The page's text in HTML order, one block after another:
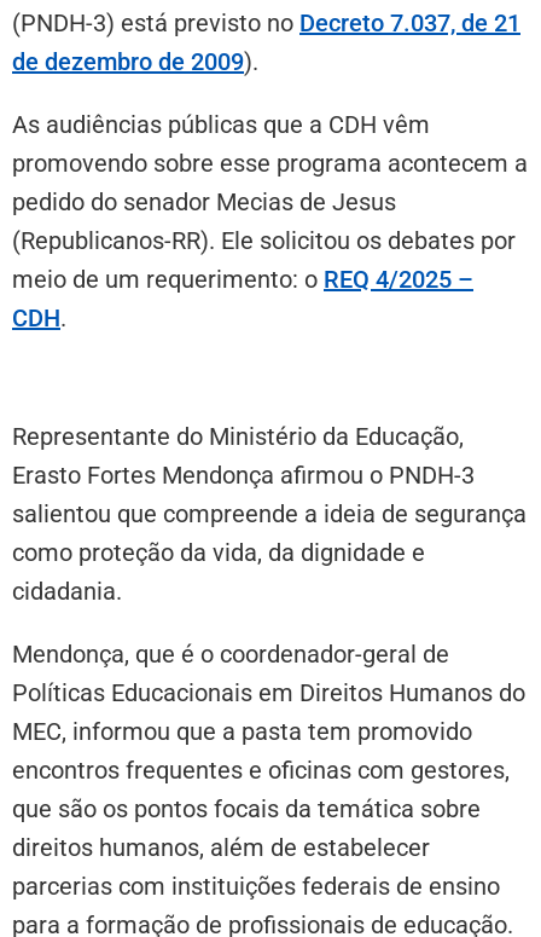
(PNDH-3) está previsto no Decreto 7.037, de 21
de dezembro de 2009).
As audiências públicas que a CDH vêm
promovendo sobre esse programa acontecem a
pedido do senador Mecias de Jesus
(Republicanos-RR). Ele solicitou os debates por
meio de um requerimento: o REQ 4/2025 –
CDH.
Representante do Ministério da Educação,
Erasto Fortes Mendonça afirmou o PNDH-3
salientou que compreende a ideia de segurança
como proteção da vida, da dignidade e
cidadania.
Mendonça, que é o coordenador-geral de
Políticas Educacionais em Direitos Humanos do
MEC, informou que a pasta tem promovido
encontros frequentes e oficinas com gestores,
que são os pontos focais da temática sobre
direitos humanos, além de estabelecer
parcerias com instituições federais de ensino
para a formação de profissionais de educação.